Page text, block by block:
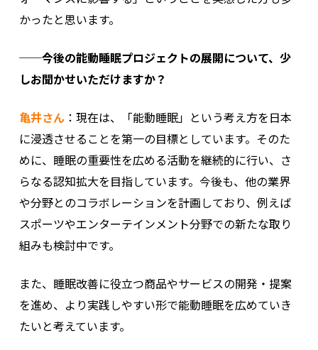
かったと思います。
──今後の能動睡眠プロジェクトの展開について、少
しお聞かせいただけますか？
亀井さん：現在は、「能動睡眠」という考え方を日本
に浸透させることを第一の目標としています。そのた
めに、睡眠の重要性を広める活動を継続的に行い、さ
らなる認知拡大を目指しています。今後も、他の業界
や分野とのコラボレーションを計画しており、例えば
スポーツやエンターテインメント分野での新たな取り
組みも検討中です。
また、睡眠改善に役立つ商品やサービスの開発・提案
を進め、より実践しやすい形で能動睡眠を広めていき
たいと考えています。